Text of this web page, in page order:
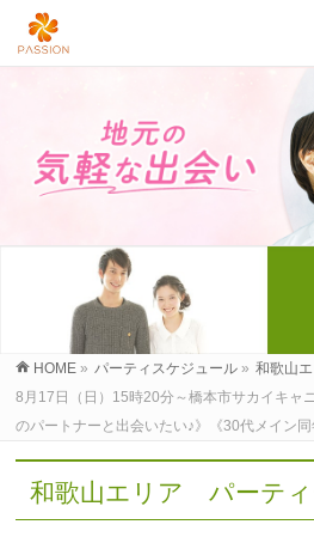
HOME » パーティスケジュール » 和歌山
8月17日（日）15時20分～橋本市サカイキャ
のパートナーと出会いたい♪》《30代メイン同
和歌山エリア パーティ